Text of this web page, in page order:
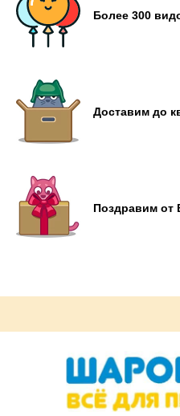
Более 300
Доставим до
Поздравим от